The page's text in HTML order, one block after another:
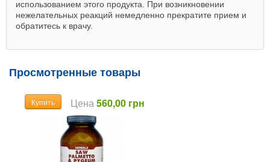
использованием этого продукта. При возникновении
нежелательных реакций немедленно прекратите прием и
обратитесь к врачу.
Просмотренные товары
Купить Цена560,00 грн